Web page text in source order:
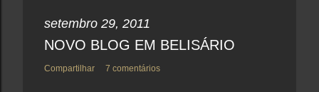
setembro 29, 2011
NOVO BLOG EM BELISÁRIO
Compartilhar 7 comentários